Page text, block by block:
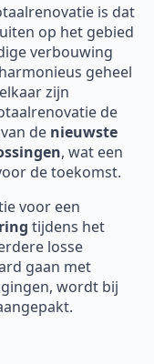
is dat
op het gebied
verbouwing
geheel
zijn
de
de nieuwste
, wat een
de toekomst.
voor een
tijdens het
losse
gaan met
wordt bij